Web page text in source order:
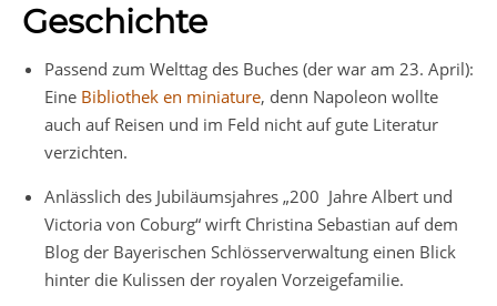
Geschichte
Passend zum Welttag des Buches (der war am 23. April):
Eine Bibliothek en miniature, denn Napoleon wollte
auch auf Reisen und im Feld nicht auf gute Literatur
verzichten.
Anlässlich des Jubiläumsjahres „200 Jahre Albert und
Victoria von Coburg“ wirft Christina Sebastian auf dem
Blog der Bayerischen Schlösserverwaltung einen Blick
hinter die Kulissen der royalen Vorzeigefamilie.